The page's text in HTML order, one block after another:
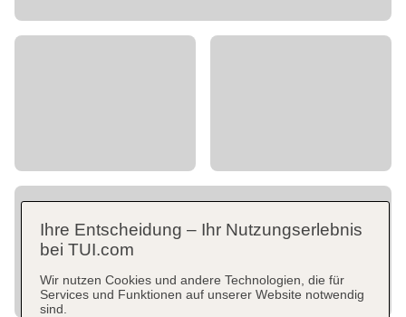
Ihre Entscheidung – Ihr Nutzungserlebnis
bei TUI.com
Wir nutzen Cookies und andere Technologien, die für
Services und Funktionen auf unserer Website notwendig
sind.